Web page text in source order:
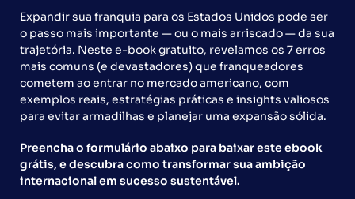
modelo funciona, a operação está de pé, os clientes
repetem a visita e os números confirmam o que o
Expandir sua franquia para os Estados Unidos pode ser
o passo mais importante — ou o mais arriscado — da sua
trajetória. Neste e-book gratuito, revelamos os 7 erros
mais comuns (e devastadores) que franqueadores
cometem ao entrar no mercado americano, com
exemplos reais, estratégias práticas e insights valiosos
para evitar armadilhas e planejar uma expansão sólida.
Preencha o formulário abaixo para baixar este ebook
grátis, e descubra como transformar sua ambição
internacional em sucesso sustentável.